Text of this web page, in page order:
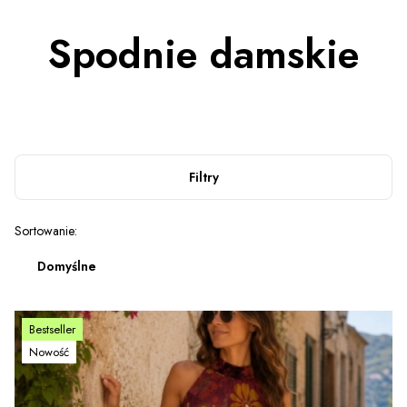
Spodnie damskie
Filtry
Lista produktów
Sortowanie:
Domyślne
Bestseller
Nowość